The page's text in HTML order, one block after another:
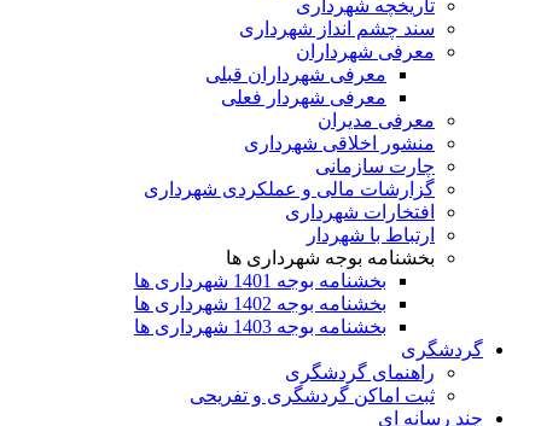
تاریخچه شهرداری
سند چشم انداز شهرداری
معرفی شهرداران
معرفی شهرداران قبلی
معرفی شهردار فعلی
معرفی مدیران
منشور اخلاقی شهرداری
چارت سازمانی
گزارشات مالی و عملکردی شهرداری
افتخارات شهرداری
ارتباط با شهردار
بخشنامه بوجه شهرداری ها
بخشنامه بوجه 1401 شهرداری ها
بخشنامه بوجه 1402 شهرداری ها
بخشنامه بوجه 1403 شهرداری ها
گردشگری
راهنمای گردشگری
ثبت اماکن گردشگری و تفریحی
چند رسانه ای